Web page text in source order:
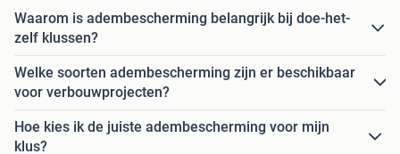
Waarom is adembescherming belangrijk bij doe-het-
zelf klussen?
Welke soorten adembescherming zijn er beschikbaar
voor verbouwprojecten?
Hoe kies ik de juiste adembescherming voor mijn
klus?